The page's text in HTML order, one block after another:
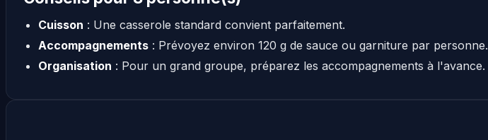
Cuisson : Une casserole standard convient parfaitement.
Accompagnements: Prévoyez environ 120 g de sauce ou garniture par personne.
Organisation : Pour un grand groupe, préparez les accompagnements à l'avance.